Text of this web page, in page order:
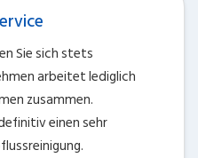
Sie sich stets
arbeitet lediglich
zusammen.
einen sehr